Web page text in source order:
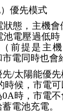
優先模式
狀態，主機
池電壓過低
前提是主
電同時也會
/太陽能優
時候，市電
時，市電不
電池充電。